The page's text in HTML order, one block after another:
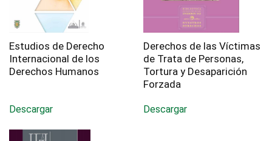
Estudios de Derecho
Internacional de los
Derechos Humanos
Descargar
Derechos de las Víctimas
de Trata de Personas,
Tortura y Desaparición
Forzada
Descargar